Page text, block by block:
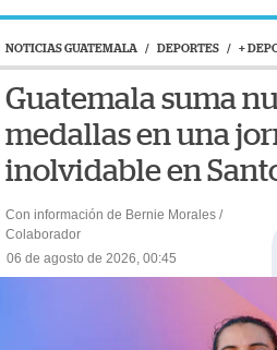
NOTICIAS GUATEMALA / DEPORTES / +
Guatemala suma
medallas en una
inolvidable en
Con información de Bernie Morales /
Colaborador
06 de agosto de 2026, 00:45